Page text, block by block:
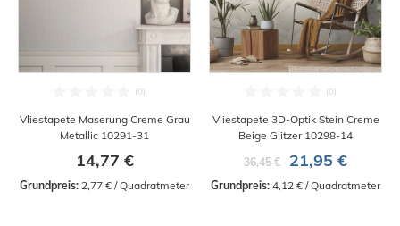
Vliestapete Maserung Creme Grau
Metallic 10291-31
14,77 €
Grundpreis: 2,77 € / Quadratmeter
Vliestapete 3D-Optik Stein Creme
Beige Glitzer 10298-14
36,45 €
21,95 €
Grundpreis: 4,12 € / Quadratmeter